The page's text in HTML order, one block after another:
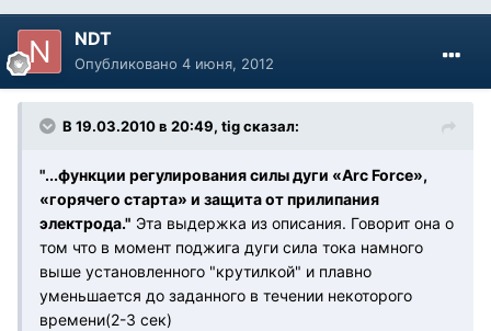
NDT
Опубликовано 4 июня, 2012
В 19.03.2010 в 20:49, tig сказал:
"...функции регулирования силы дуги «Arc Force»,
«горячего старта» и защита от прилипания
электрода." Эта выдержка из описания. Говорит она о
том что в момент поджига дуги сила тока намного
выше установленного "крутилкой" и плавно
уменьшается до заданного в течении некоторого
времени(2-3 сек)